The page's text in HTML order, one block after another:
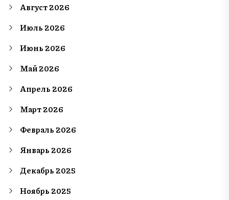
Август 2026
Июль 2026
Июнь 2026
Май 2026
Апрель 2026
Март 2026
Февраль 2026
Январь 2026
Декабрь 2025
Ноябрь 2025